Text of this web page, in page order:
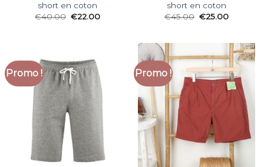
short en coton
€40.00 €22.00
short en coton
€45.00 €25.00
Promo ! Promo !